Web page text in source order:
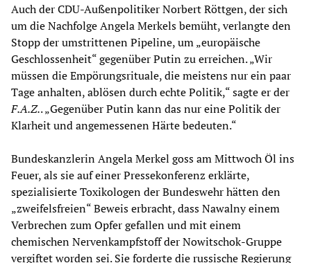
Auch der CDU-Außenpolitiker Norbert Röttgen, der sich
um die Nachfolge Angela Merkels bemüht, verlangte den
Stopp der umstrittenen Pipeline, um „europäische
Geschlossenheit“ gegenüber Putin zu erreichen. „Wir
müssen die Empörungsrituale, die meistens nur ein paar
Tage anhalten, ablösen durch echte Politik,“ sagte er der
F.A.Z.. „Gegenüber Putin kann das nur eine Politik der
Klarheit und angemessenen Härte bedeuten.“
Bundeskanzlerin Angela Merkel goss am Mittwoch Öl ins
Feuer, als sie auf einer Pressekonferenz erklärte,
spezialisierte Toxikologen der Bundeswehr hätten den
„zweifelsfreien“ Beweis erbracht, dass Nawalny einem
Verbrechen zum Opfer gefallen und mit einem
chemischen Nervenkampfstoff der Nowitschok-Gruppe
vergiftet worden sei. Sie forderte die russische Regierung